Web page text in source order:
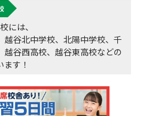
・割引制度
わせはこちら
一覧
には、
谷北中学校、北陽中学校、千
越谷西高校、越谷東高校などの
す！